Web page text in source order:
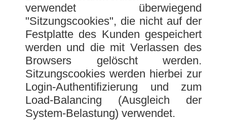
verwendet überwiegend
"Sitzungscookies", die nicht auf der
Festplatte des Kunden gespeichert
werden und die mit Verlassen des
Browsers gelöscht werden.
Sitzungscookies werden hierbei zur
Login-Authentifizierung und zum
Load-Balancing (Ausgleich der
System-Belastung) verwendet.